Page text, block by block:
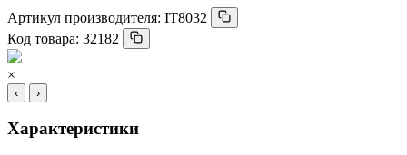
Артикул производителя: IT8032
Код товара: 32182
×
‹ ›
Характеристики